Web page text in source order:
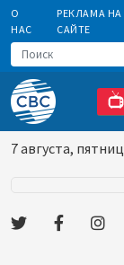
О
НАС
РЕКЛАМА НА
САЙТЕ
7 августа,